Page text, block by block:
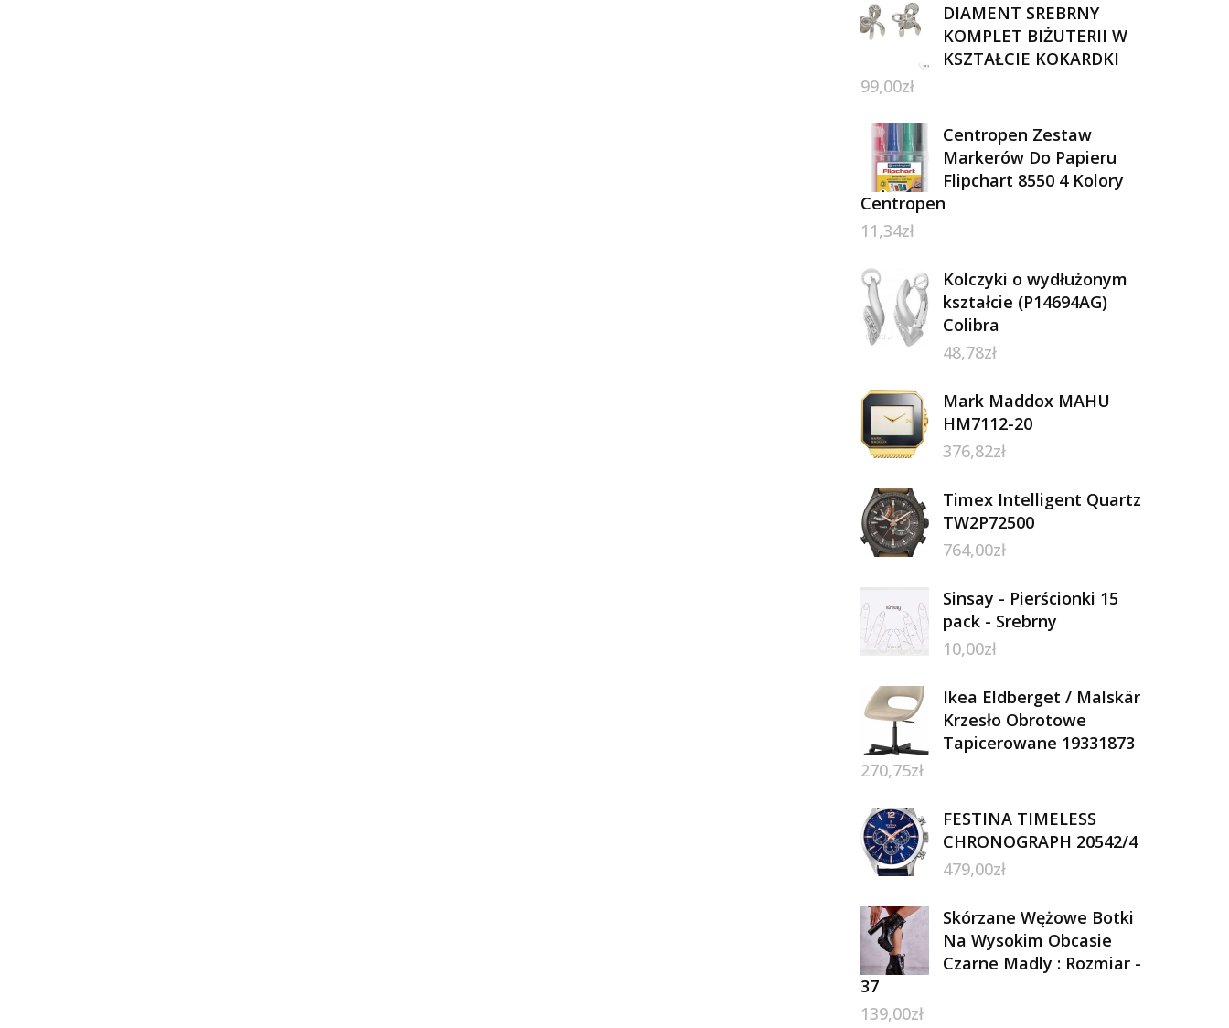
DIAMENT SREBRNY
KOMPLET BIŻUTERII W
KSZTAŁCIE KOKARDKI
99,00zł
Centropen Zestaw
Markerów Do Papieru
Flipchart 8550 4 Kolory
Centropen
11,34zł
Kolczyki o wydłużonym
kształcie (P14694AG)
Colibra
48,78zł
Mark Maddox MAHU
HM7112-20
376,82zł
Timex Intelligent Quartz
TW2P72500
764,00zł
Sinsay - Pierścionki 15
pack - Srebrny
10,00zł
Ikea Eldberget / Malskär
Krzesło Obrotowe
Tapicerowane 19331873
270,75zł
FESTINA TIMELESS
CHRONOGRAPH 20542/4
479,00zł
Skórzane Wężowe Botki
Na Wysokim Obcasie
Czarne Madly : Rozmiar -
37
139,00zł